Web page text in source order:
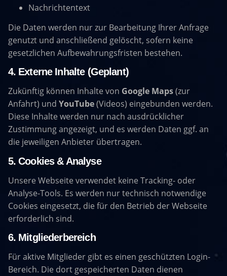
Nachrichtentext
Die Daten werden nur zur Bearbeitung Ihrer Anfrage
genutzt und anschließend gelöscht, sofern keine
gesetzlichen Aufbewahrungsfristen bestehen.
4. Externe Inhalte (geplant)
Zukünftig können Inhalte von Google Maps(zur
Anfahrt) und YouTube(Videos) eingebunden werden.
Diese Inhalte werden nur nach ausdrücklicher
Zustimmung angezeigt, und es werden Daten ggf. an
die jeweiligen Anbieter übertragen.
5. Cookies & Analyse
Unsere Webseite verwendet keine Tracking- oder
Analyse-Tools. Es werden nur technisch notwendige
Cookies eingesetzt, die für den Betrieb der Webseite
erforderlich sind.
6. Mitgliederbereich
Für aktive Mitglieder gibt es einen geschützten Login-
Bereich. Die dort gespeicherten Daten dienen